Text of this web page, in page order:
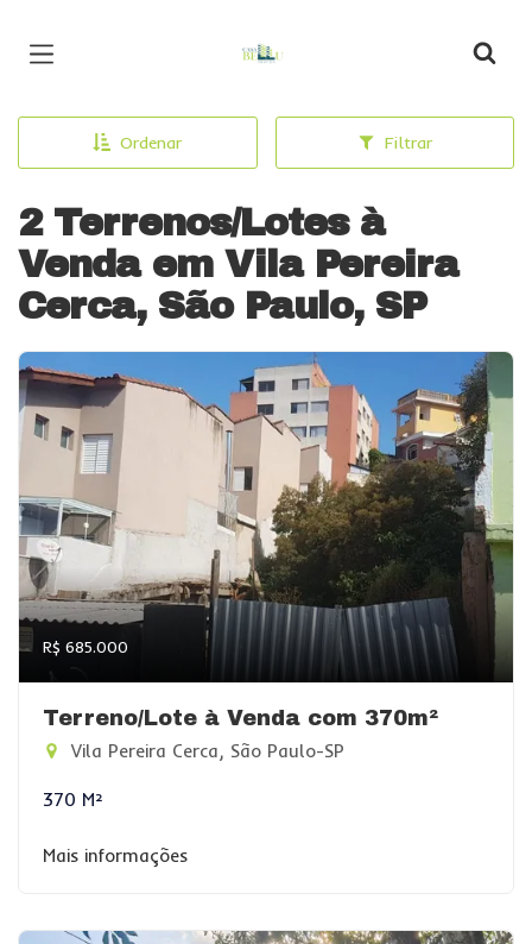
Ordenar Filtrar
2 Terrenos/Lotes à
Venda em Vila Pereira
Cerca, São Paulo, SP
R$ 685.000
Terreno/Lote à Venda com 370m²
Vila Pereira Cerca, São Paulo-SP
370 M²
Mais informações